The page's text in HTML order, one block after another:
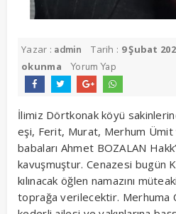
Yazar : admin Tarih : 9 Şubat
okunma
Yorum Yap
İlimiz Dörtkonak köyü
eşi, Ferit, Murat, Merhum Ümit
babaları Ahmet BOZALAN
kavuşmuştur. Cenazesi bugün
kılınacak öğlen namazını
toprağa verilecektir. Merhuma